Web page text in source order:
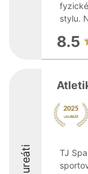
stylu.
8.5
Laureáti
TJ